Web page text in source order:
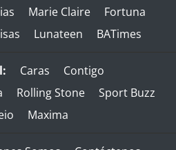
Marie Claire
Fortuna
Lunateen BATimes
Caras
Contigo
Rolling Stone
Sport Buzz
Maxima